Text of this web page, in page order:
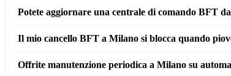
Potete aggiornare una centrale di comando BFT
Il mio cancello BFT a Milano si blocca quando
Offrite manutenzione periodica a Milano su